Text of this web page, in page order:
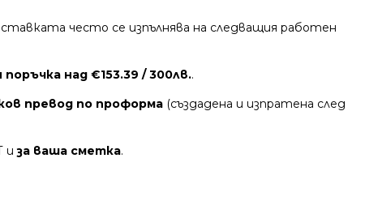
често се изпълнява на следващия работен
над €153.39 / 300лв..
превод по проформа (създадена и изпратена след
иза ваша сметка.